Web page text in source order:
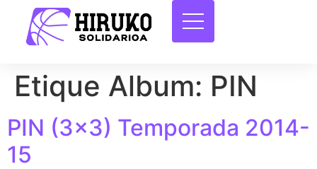
Etique Album: PIN
PIN (3×3) Temporada 2014-
15